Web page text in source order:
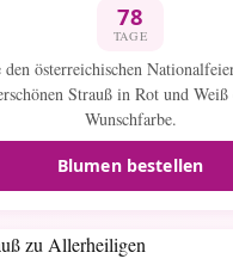
78
TAGE
den österreichischen
Strauß in Rot und
Wunschfarbe.
Blumen bestellen